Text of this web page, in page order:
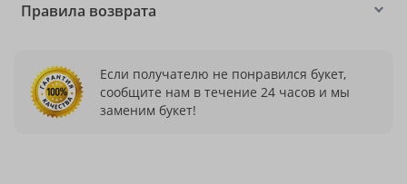
Правила возврата
Если получателю не понравился букет,
сообщите нам в течение 24 часов и мы
заменим букет!